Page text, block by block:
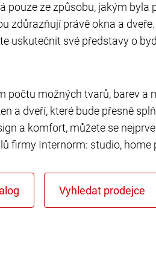
pouze ze způsobu, jakým byla
zdůrazňují právě okna a
uskutečnit své představy o
počtu možných tvarů, barev a
a dveří, které bude přesně
a komfort, můžete se
firmy Internorm: studio, home